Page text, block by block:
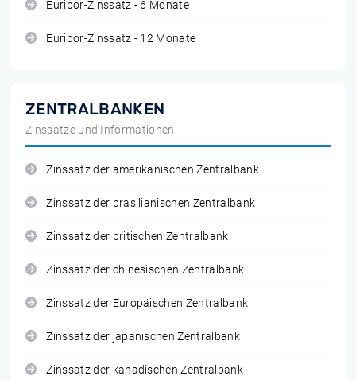
Euribor-Zinssatz - 6 Monate
Euribor-Zinssatz - 12 Monate
ZENTRALBANKEN
Zinssätze und Informationen
Zinssatz der amerikanischen Zentralbank
Zinssatz der brasilianischen Zentralbank
Zinssatz der britischen Zentralbank
Zinssatz der chinesischen Zentralbank
Zinssatz der Europäischen Zentralbank
Zinssatz der japanischen Zentralbank
Zinssatz der kanadischen Zentralbank